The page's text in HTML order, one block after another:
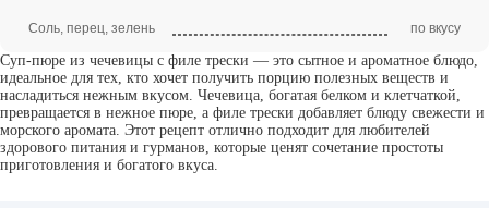
Соль, перец, зелень по вкусу
Суп-пюре из чечевицы с филе трески — это сытное и ароматное блюдо,
идеальное для тех, кто хочет получить порцию полезных веществ и
насладиться нежным вкусом. Чечевица, богатая белком и клетчаткой,
превращается в нежное пюре, а филе трески добавляет блюду свежести и
морского аромата. Этот рецепт отлично подходит для любителей
здорового питания и гурманов, которые ценят сочетание простоты
приготовления и богатого вкуса.